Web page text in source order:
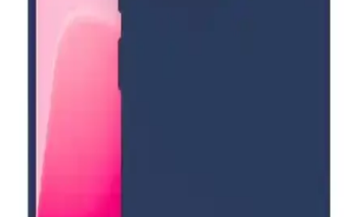
iPhone 7 Plus ve iPhone 8 modellerinin tasarım, performans ve
kullanıcı deneyimleri karşılaştırmasıyla, teknik özellikler ve yaşanan
Ses Kalitesi ve Konforlu Kullanım
iPhone 13 Pro Max için MagSafe Kılıflar: Özellikler,
Trendler ve Seçenekler